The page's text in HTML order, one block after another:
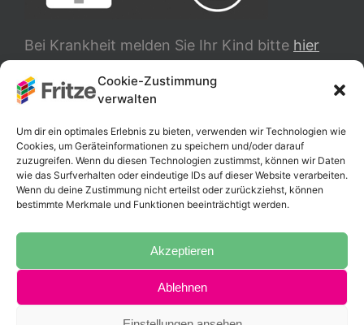
Cookie-Zustimmung
verwalten
Um dir ein optimales Erlebnis zu bieten, verwenden wir Technologien wie
Cookies, um Geräteinformationen zu speichern und/oder darauf
zuzugreifen. Wenn du diesen Technologien zustimmst, können wir Daten
wie das Surfverhalten oder eindeutige IDs auf dieser Website verarbeiten.
Wenn du deine Zustimmung nicht erteilst oder zurückziehst, können
bestimmte Merkmale und Funktionen beeinträchtigt werden.
Akzeptieren
Ablehnen
Bei Krankheit melden Sie Ihr Kind bitte hier
TRANSLATE